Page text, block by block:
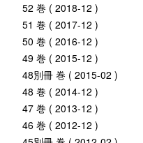
52 巻 ( 2018-12 )
51 巻 ( 2017-12 )
50 巻 ( 2016-12 )
49 巻 ( 2015-12 )
48別冊 巻 ( 2015-02 )
48 巻 ( 2014-12 )
47 巻 ( 2013-12 )
46 巻 ( 2012-12 )